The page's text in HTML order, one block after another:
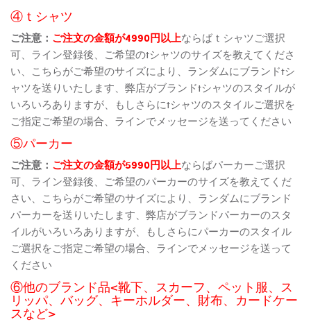
④ｔシャツ
ご注意： ご注文の金額が4990円以上ならばｔシャツご選択
可、ライン登録後、ご希望のtシャツのサイズを教えてくださ
い、こちらがご希望のサイズにより、ランダムにブランドtシ
ャツを送りいたします、弊店がブランドtシャツのスタイルが
いろいろありますが、もしさらにtシャツのスタイルご選択を
ご指定ご希望の場合、ラインでメッセージを送ってください
⑤パーカー
ご注意： ご注文の金額が5990円以上ならばパーカーご選択
可、ライン登録後、ご希望のパーカーのサイズを教えてくだ
さい、こちらがご希望のサイズにより、ランダムにブランド
パーカーを送りいたします、弊店がブランドパーカーのスタ
イルがいろいろありますが、もしさらにパーカーのスタイル
ご選択をご指定ご希望の場合、ラインでメッセージを送って
ください
⑥他のブランド品<靴下、スカーフ、ペット服、ス
リッパ、バッグ、キーホルダー、財布、カードケー
スなど>